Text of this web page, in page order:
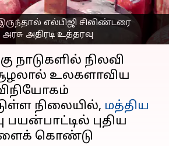
எல்பிஜி சிலிண்டரை
அதிரடி உத்தரவு
Mar 15, 2026 08:53 am
நாடுகளில் நிலவி
உலகளாவிய
நிலையில், மத்திய
பயன்பாட்டில் புதிய
கொண்டு